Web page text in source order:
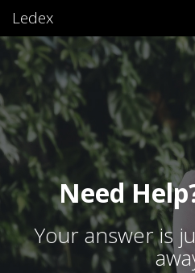
Ledex
Need
Your answer is